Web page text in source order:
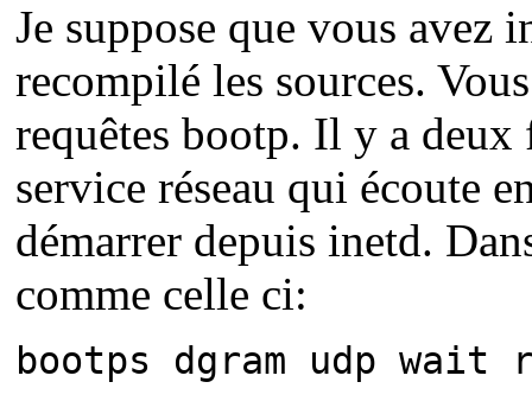
Je suppose que vous
recompilé les sources.
requêtes bootp. Il y a deux
service réseau qui écoute
démarrer depuis inetd.
comme celle ci:
bootps dgram udp